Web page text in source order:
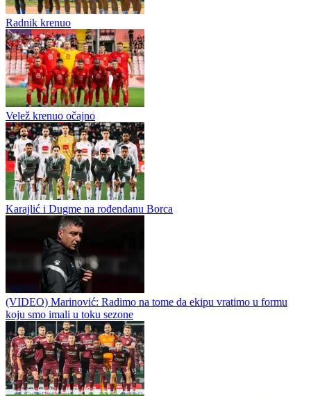
Radnik doveo hrvatskog defanzivca i španskog veznjaka
Radnik iz Bijeljine počeo je sa dovođenjem igrača u ljetnom
prelaznom roku, a prve novajlije stižu iz Hrvatske i Španije.
Semberci su prvo predstavili lijevog beka Patrika Klančira, koji
dolazi...
Radnik krenuo
Velež krenuo očajno